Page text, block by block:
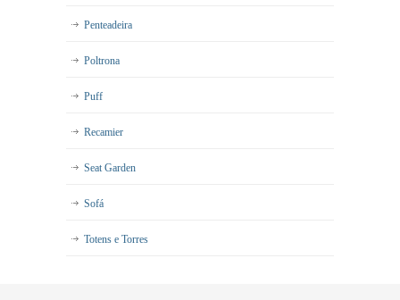
Penteadeira
Poltrona
Puff
Recamier
Seat Garden
Sofá
Totens e Torres